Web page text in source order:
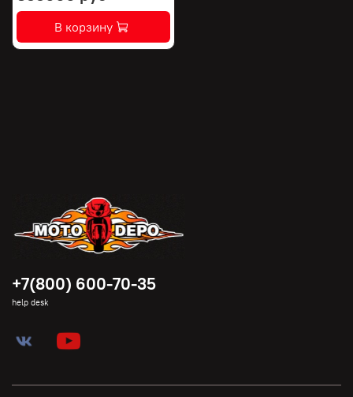
В корзину
+7(800) 600-70-35
help desk